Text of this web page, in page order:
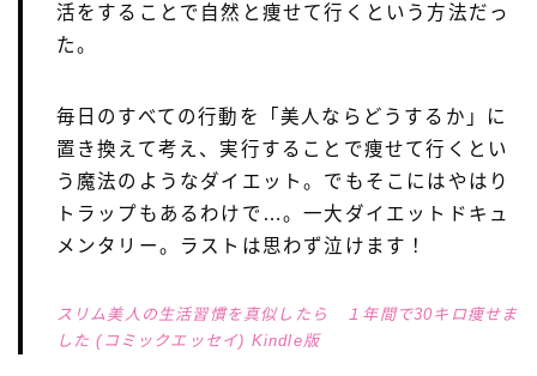
活をすることで自然と痩せて行くという方法だっ
た。
毎日のすべての行動を「美人ならどうするか」に
置き換えて考え、実行することで痩せて行くとい
う魔法のようなダイエット。でもそこにはやはり
トラップもあるわけで…。一大ダイエットドキュ
メンタリー。ラストは思わず泣けます！
スリム美人の生活習慣を真似したら １年間で30キロ痩せま
した (コミックエッセイ) Kindle版